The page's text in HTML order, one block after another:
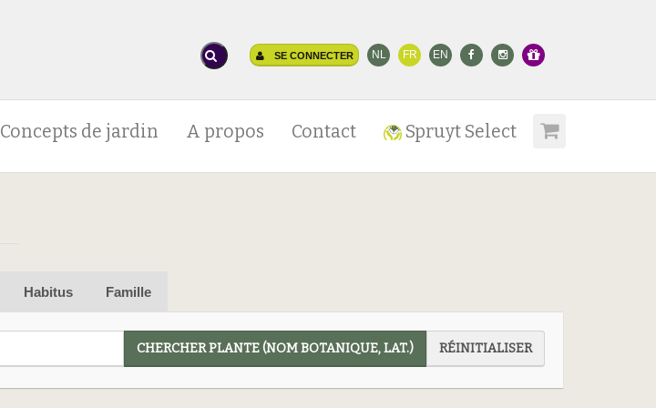
SE CONNECTER NL FR EN
Concepts de jardin A propos Contact Spruyt Select
Habitus Famille
CHERCHER PLANTE (NOM BOTANIQUE, LAT.) RÉINITIALISER